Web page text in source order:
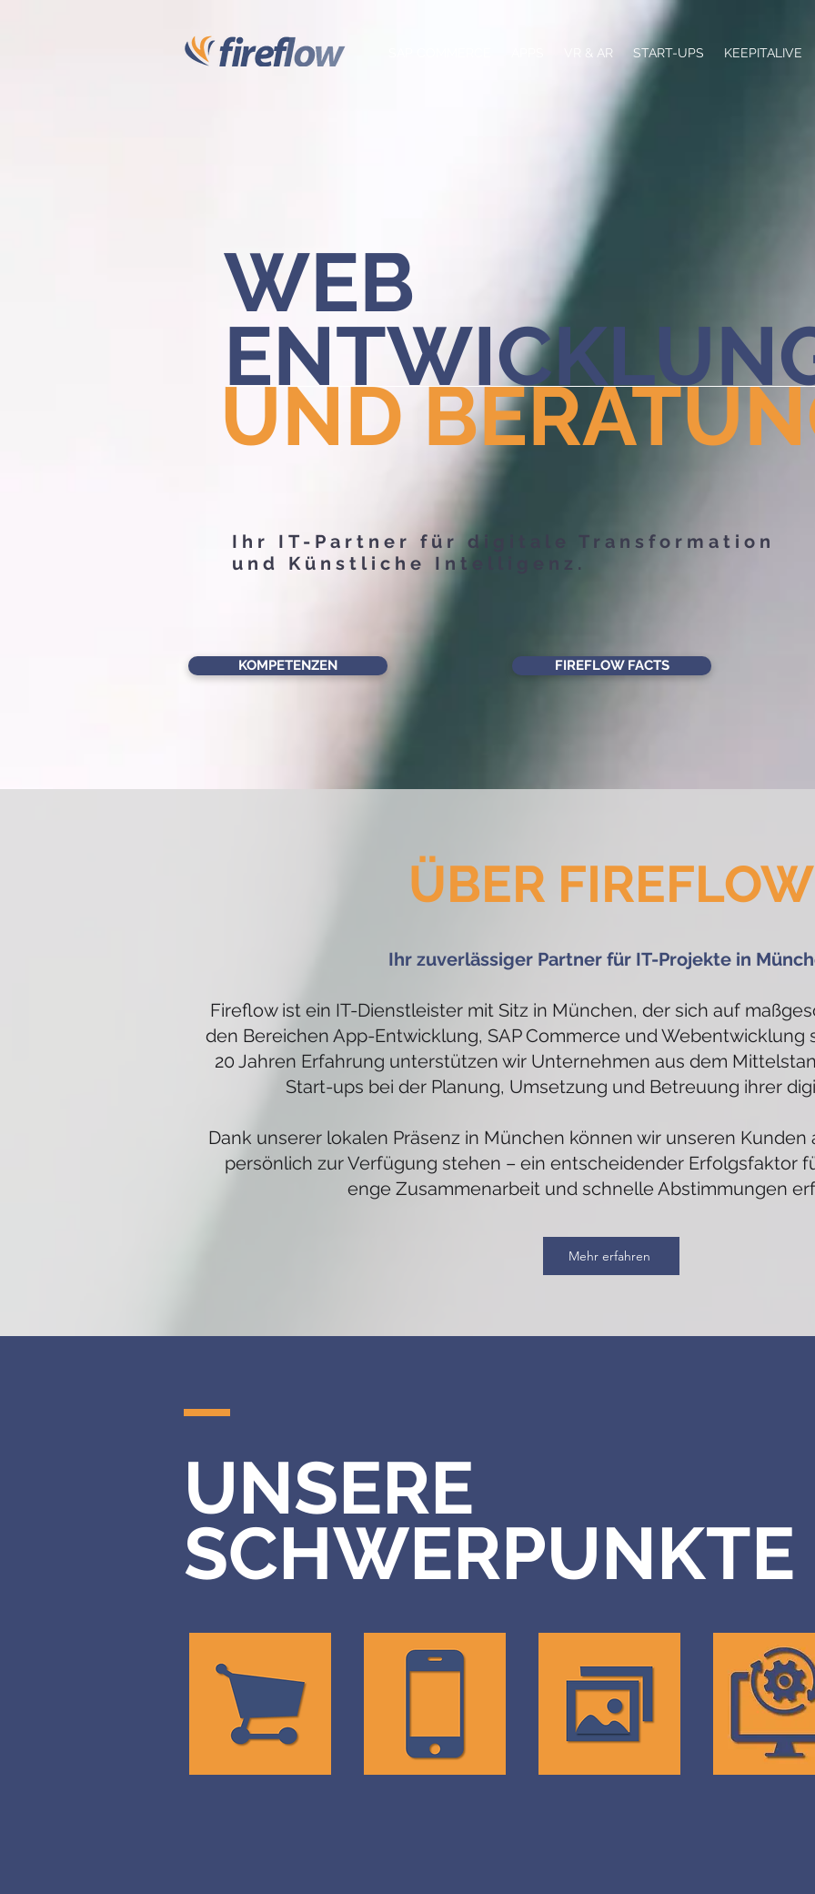
VR & AR START-UPS KEEPITALIVE
WEB
UND
Ihr IT-Partner für digitale Transformation
und Künstliche Intelligenz.
KOMPETENZEN FIREFLOW FACTS
ÜBER FIREFLOW
Ihr zuverlässiger Partner für IT-Projekte in
Fireflow ist ein IT-Dienstleister mit Sitz in München, der sich auf
den Bereichen App-Entwicklung, SAP Commerce und Webentwicklung
20 Jahren Erfahrung unterstützen wir Unternehmen aus dem
Start-ups bei der Planung, Umsetzung und Betreuung ihrer
Dank unserer lokalen Präsenz in München können wir unseren Kunden
persönlich zur Verfügung stehen – ein entscheidender Erfolgsfaktor
enge Zusammenarbeit und schnelle Abstimmungen
Mehr erfahren
UNSERE
SCHWERPUNKTE